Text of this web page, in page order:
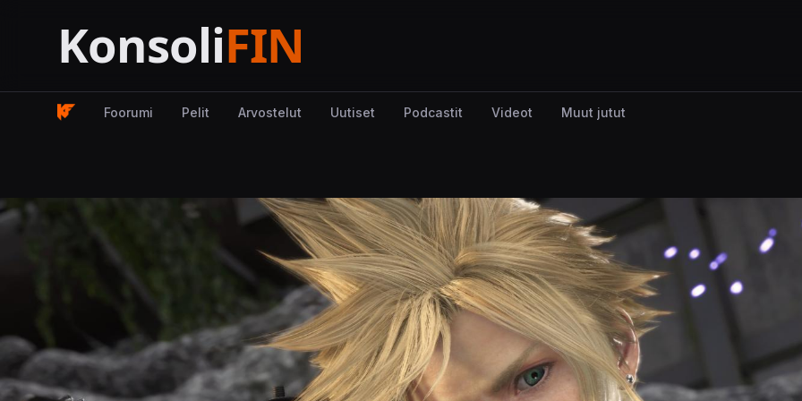
Foorumi Pelit Arvostelut Uutiset Podcastit Videot Muut jutut